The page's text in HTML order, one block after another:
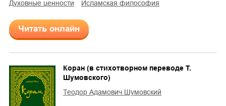
духовные ценности
исламская философия
Читать онлайн
Коран (в стихотворном переводе Т.
Шумовского)
Теодор Адамович Шумовский